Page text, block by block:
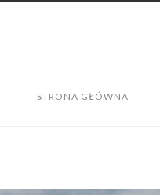
STRONA GŁÓWNA